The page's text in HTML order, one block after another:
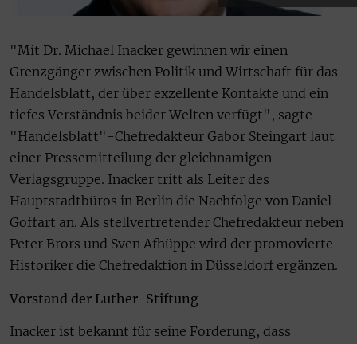
"Mit Dr. Michael Inacker gewinnen wir einen
Grenzgänger zwischen Politik und Wirtschaft für das
Handelsblatt, der über exzellente Kontakte und ein
tiefes Verständnis beider Welten verfügt", sagte
"Handelsblatt"-Chefredakteur Gabor Steingart laut
einer Pressemitteilung der gleichnamigen
Verlagsgruppe. Inacker tritt als Leiter des
Hauptstadtbüros in Berlin die Nachfolge von Daniel
Goffart an. Als stellvertretender Chefredakteur neben
Peter Brors und Sven Afhüppe wird der promovierte
Historiker die Chefredaktion in Düsseldorf ergänzen.
Vorstand der Luther-Stiftung
Inacker ist bekannt für seine Forderung, dass